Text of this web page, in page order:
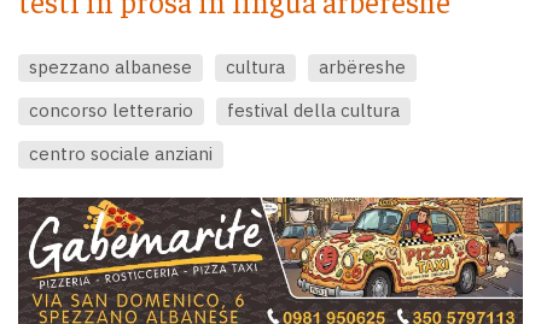
spezzano albanese cultura
arbëreshe
concorso letterario
festival della cultura
centro sociale anziani